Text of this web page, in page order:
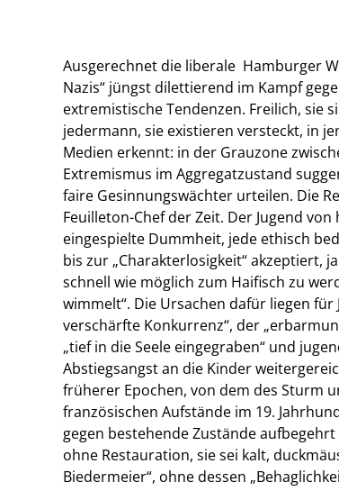
Ausgerechnet die liberale Hamburger
Nazis“ jüngst dilettierend im Kampf
extremistische Tendenzen. Freilich, sie
jedermann, sie existieren versteckt, in
Medien erkennt: in der Grauzone
Extremismus im Aggregatzustand
faire Gesinnungswächter urteilen. Die
Feuilleton-Chef der Zeit. Der Jugend
eingespielte Dummheit, jede ethisch
bis zur „Charakterlosigkeit“ akzeptiert,
schnell wie möglich zum Haifisch zu
wimmelt“. Die Ursachen dafür liegen für
verschärfte Konkurrenz“, der
„tief in die Seele eingegraben“ und
Abstiegsangst an die Kinder
früherer Epochen, von dem des Sturm
französischen Aufstände im 19.
gegen bestehende Zustände
ohne Restauration, sie sei kalt,
Biedermeier“, ohne dessen